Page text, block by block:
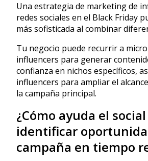
Una estrategia de marketing de
redes sociales en el Black Friday
más sofisticada al combinar
Tu negocio puede recurrir a
influencers para generar
confianza en nichos específicos,
influencers para ampliar el
la campaña principal.
¿Cómo ayuda el
identificar
campaña en tiempo